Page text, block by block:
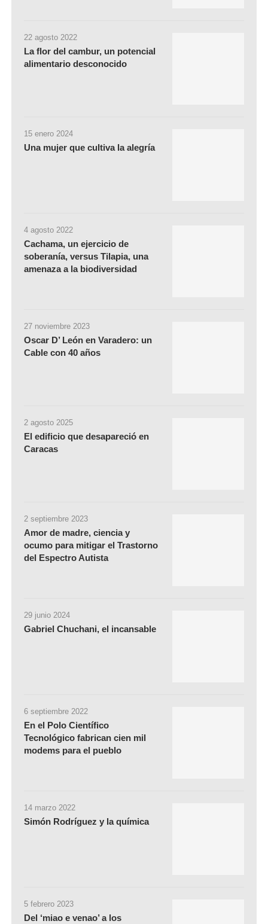
22 agosto 2022
La flor del cambur, un potencial
alimentario desconocido
15 enero 2024
Una mujer que cultiva la alegría
4 agosto 2022
Cachama, un ejercicio de
soberanía, versus Tilapia, una
amenaza a la biodiversidad
27 noviembre 2023
Oscar D’ León en Varadero: un
Cable con 40 años
2 agosto 2025
El edificio que desapareció en
Caracas
2 septiembre 2023
Amor de madre, ciencia y
ocumo para mitigar el Trastorno
del Espectro Autista
29 junio 2024
Gabriel Chuchani, el incansable
6 septiembre 2022
En el Polo Científico
Tecnológico fabrican cien mil
modems para el pueblo
14 marzo 2022
Simón Rodríguez y la química
5 febrero 2023
Del ‘miao e venao’ a los